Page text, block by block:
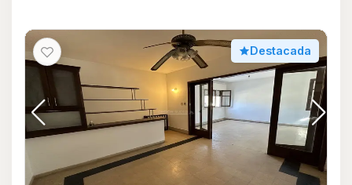
Destacada